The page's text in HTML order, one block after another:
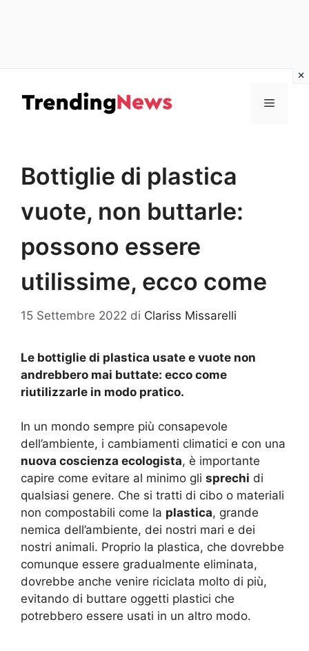
contenuto
Menu
Bottiglie di plastica
vuote, non buttarle:
possono essere
utilissime, ecco come
15 Settembre 2022 di Clariss Missarelli
Le bottiglie di plastica usate e vuote non
andrebbero mai buttate: ecco come
riutilizzarle in modo pratico.
In un mondo sempre più consapevole
dell’ambiente, i cambiamenti climatici e con una
nuova coscienza ecologista, è importante
capire come evitare al minimo gli sprechi di
qualsiasi genere. Che si tratti di cibo o materiali
non compostabili come la plastica, grande
nemica dell’ambiente, dei nostri mari e dei
nostri animali. Proprio la plastica, che dovrebbe
comunque essere gradualmente eliminata,
dovrebbe anche venire riciclata molto di più,
evitando di buttare oggetti plastici che
potrebbero essere usati in un altro modo.